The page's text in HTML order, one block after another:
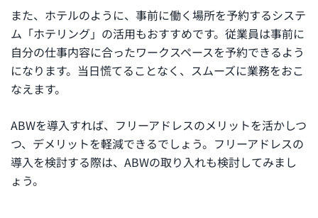
また、ホテルのように、事前に働く場所を予約するシステ
ム「ホテリング」の活用もおすすめです。従業員は事前に
自分の仕事内容に合ったワークスペースを予約できるよう
になります。当日慌てることなく、スムーズに業務をおこ
なえます。
ABWを導入すれば、フリーアドレスのメリットを活かしつ
つ、デメリットを軽減できるでしょう。フリーアドレスの
導入を検討する際は、ABWの取り入れも検討してみまし
ょう。